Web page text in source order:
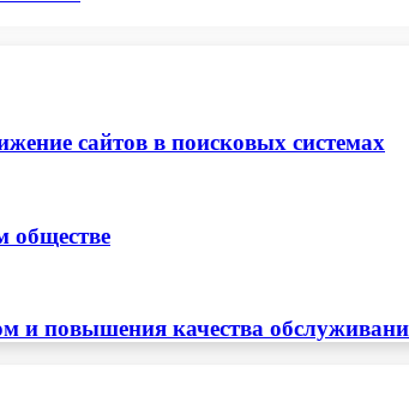
сайтов в поисковых системах
обществе
и повышения качества